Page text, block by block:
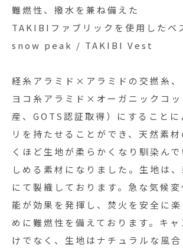
難燃性、撥水を兼ね備えた
TAKIBIファブリックを使用したベ
snow peak / TAKIBI Vest
経糸アラミド×アラミドの交撚糸、
ヨコ糸アラミド×オーガニックコ
産、GOTS認証取得）にすることに
リを持たせることができ、天然素
くほど生地が柔らかくなり馴染ん
しめる素材になりました。生地は
にて製織しております。急な気候
能が効果を発揮し、焚火を安全に
めに難燃性を備えております。キャ
けでなく、生地はナチュラルな風